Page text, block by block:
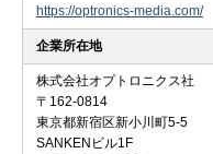
https://optronics-media.com/
企業所在地
株式会社オプトロニクス社
〒162-0814
東京都新宿区新小川町5-5
SANKENビル1F